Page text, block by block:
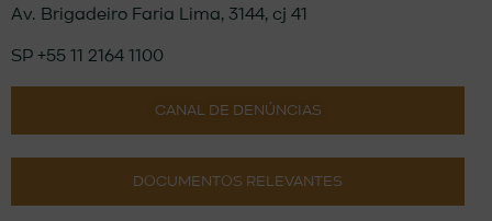
Av. Brigadeiro Faria Lima, 3144, cj 41
SP +55 11 2164 1100
CANAL DE DENÚNCIAS
DOCUMENTOS RELEVANTES